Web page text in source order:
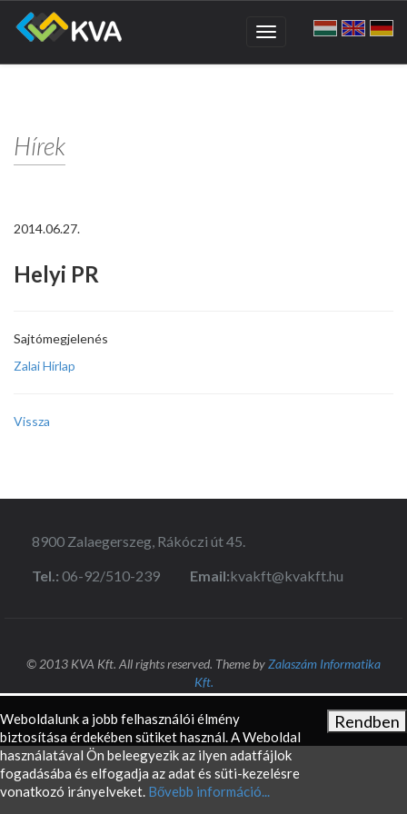
Toggle
Hírek
2014.06.27.
Helyi PR
Sajtómegjelenés
Zalai Hírlap
Vissza
8900 Zalaegerszeg, Rákóczi út 45.
Tel.: 06-92/510-239 Email:kvakft@kvakft.hu
© 2013 KVA Kft. All rights reserved. Theme byZalaszám Informatika
Kft.
Weboldalunk a jobb felhasználói élmény
biztosítása érdekében sütiket használ. A Weboldal
használatával Ön beleegyezik az ilyen adatfájlok
fogadásába és elfogadja az adat és süti-kezelésre
vonatkozó irányelveket. Bővebb információ...